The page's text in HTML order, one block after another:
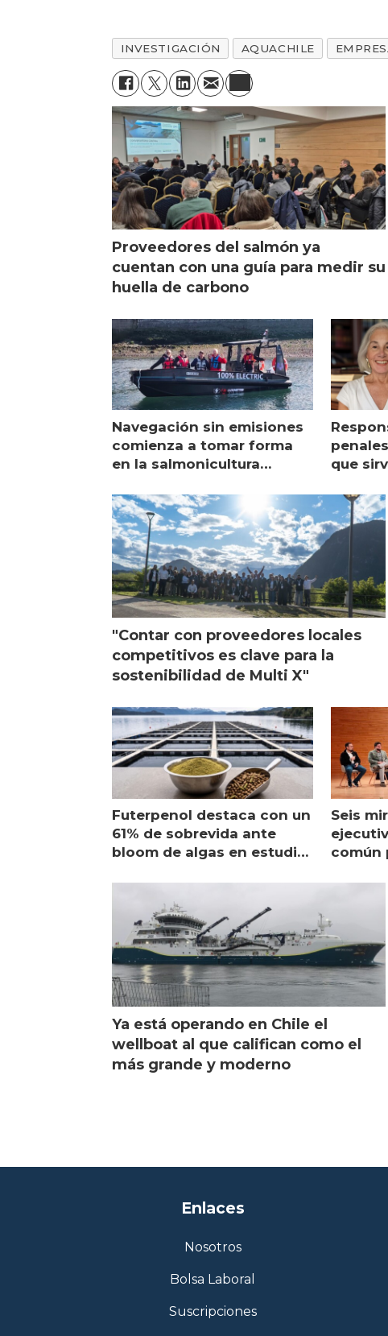
INVESTIGACIÓN AQUACHILE
Proveedores del salmón ya
cuentan con una guía para medir su
huella de carbono
Navegación sin emisiones
comienza a tomar forma
en la salmonicultura
que
visión
"Contar con proveedores locales
competitivos es clave para la
sostenibilidad de Multi X"
Futerpenol destaca con un
61% de sobrevida ante
bloom de algas en estudio
Seis
común
Ya está operando en Chile el
wellboat al que califican como el
más grande y moderno
Enlaces
Nosotros
Bolsa Laboral
Suscripciones